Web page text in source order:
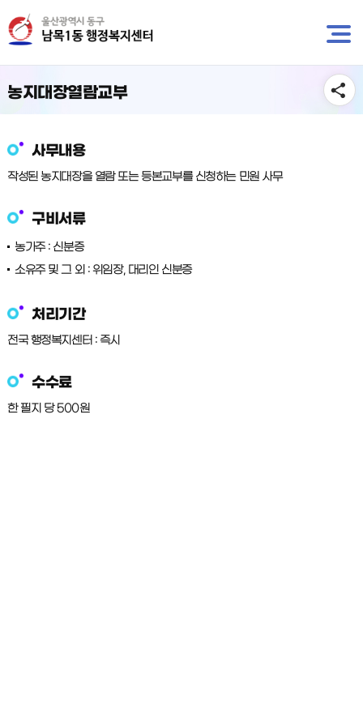
바
로
로
가
농지대장열람교부
사무내용
작성된 농지대장을 열람 또는 등본교부를 신청하는 민원 사무
구비서류
농가주 : 신분증
소유주 및 그 외 : 위임장, 대리인 신분증
처리기간
전국 행정복지센터 : 즉시
수수료
한 필지 당 500원